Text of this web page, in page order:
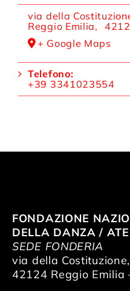
via della
Reggio Emilia,
+ Google Maps
Telefono:
+39 3341023554
FONDAZIONE
DELLA DANZA /
SEDE FONDERIA
via della
42124 Reggio Emilia